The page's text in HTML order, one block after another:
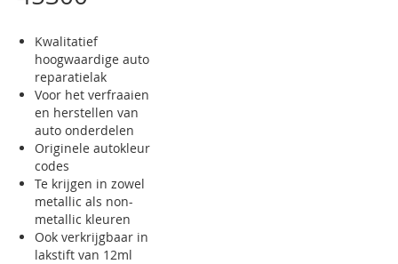
Kwalitatief
hoogwaardige auto
reparatielak
Voor het verfraaien
en herstellen van
auto onderdelen
Originele autokleur
codes
Te krijgen in zowel
metallic als non-
metallic kleuren
Ook verkrijgbaar in
lakstift van 12ml